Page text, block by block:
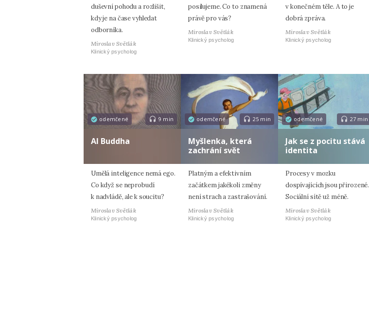
duševní pohodu a rozlišit,
kdy je na čase vyhledat
odborníka.
Miroslav Světlák
Klinický psycholog
posilujeme. Co to znamená
právě pro vás?
Miroslav Světlák
Klinický psycholog
v konečném těle. A to je
dobrá zpráva.
Miroslav Světlák
Klinický psycholog
odemčené 9 min
AI Buddha
Umělá inteligence nemá ego.
Co když se neprobudí
k nadvládě, ale k soucitu?
Miroslav Světlák
Klinický psycholog
odemčené 25 min
Myšlenka, která
zachrání svět
Platným a efektivním
začátkem jakékoli změny
není strach a zastrašování.
Miroslav Světlák
Klinický psycholog
odemčené 27 min
Jak se z pocitu stává
identita
Procesy v mozku
dospívajících jsou přirozené.
Sociální sítě už méně.
Miroslav Světlák
Klinický psycholog